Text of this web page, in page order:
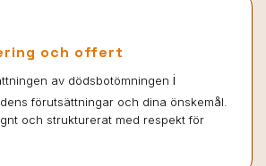
och offert
av dödsbotömningen i
förutsättningar och dina önskemål.
och strukturerat med respekt för